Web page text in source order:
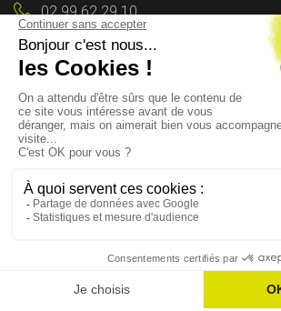
02 99 62 29 10
Contactez-nous
Lun - Ven : 9h-12h, 14h-17h30h
Mentions légales